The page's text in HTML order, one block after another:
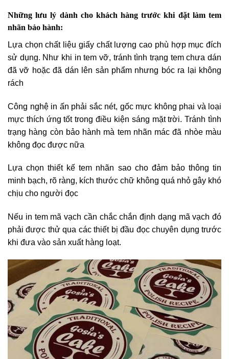
Những lưu lý dành cho khách hàng trước khi đặt làm tem
nhãn bảo hành:
Lựa chọn chất liệu giấy chất lượng cao phù hợp mục đích
sử dụng. Như khi in tem vỡ, tránh tình trạng tem chưa dán
đã vỡ hoặc đã dán lên sản phẩm nhưng bóc ra lại không
rách
Công nghệ in ấn phải sắc nét, gốc mực không phai và loại
mực thích ứng tốt trong điều kiện sáng mặt trời. Tránh tình
trạng hàng còn bảo hành mà tem nhãn mác đã nhòe màu
không đọc được nữa
Lựa chọn thiết kế tem nhãn sao cho đảm bảo thông tin
minh bạch, rõ ràng, kích thước chữ không quá nhỏ gây khó
chịu cho người đọc
Nếu in tem mã vạch cần chắc chắn định dạng mã vạch đó
phải được thử qua các thiết bị đầu đọc chuyên dụng trước
khi đưa vào sản xuất hàng loạt.